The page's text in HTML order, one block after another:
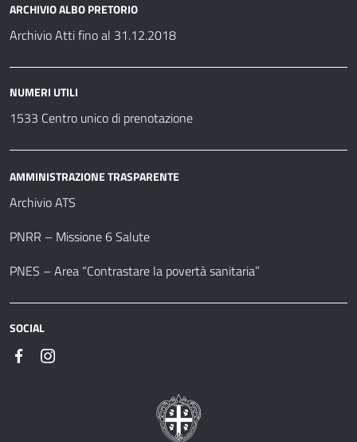
ARCHIVIO ALBO PRETORIO
Archivio Atti fino al 31.12.2018
NUMERI UTILI
1533 Centro unico di prenotazione
AMMINISTRAZIONE TRASPARENTE
Archivio ATS
PNRR – Missione 6 Salute
PNES – Area “Contrastare la povertà sanitaria”
SOCIAL